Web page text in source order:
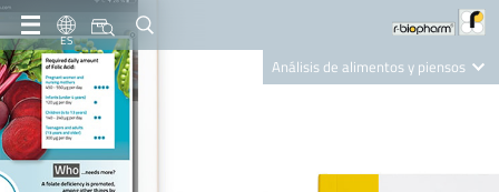
ES
Análisis de alimentos y piensos
Nutrition Care